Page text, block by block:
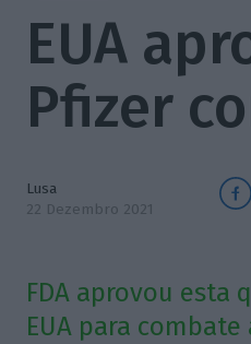
EUA
Pfizer
Lusa
22 Dezembro 2021
FDA aprovou
EUA para